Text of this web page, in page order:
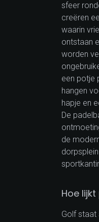
sfeer
creëren
waarin
ontstaan
worden
een potje
hangen
hapje en
De
de
Hoe
Golf staat